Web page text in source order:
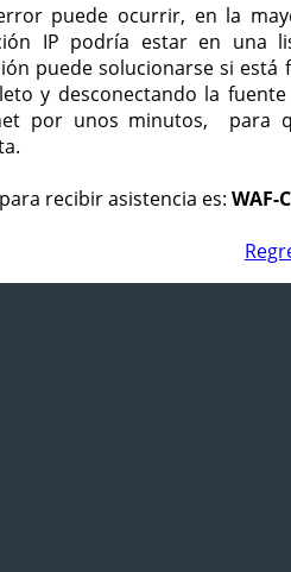
puede ocurrir, en la
IP podría estar en una
puede solucionarse si
y desconectando la
por unos minutos, para
recibir asistencia es: WAF-